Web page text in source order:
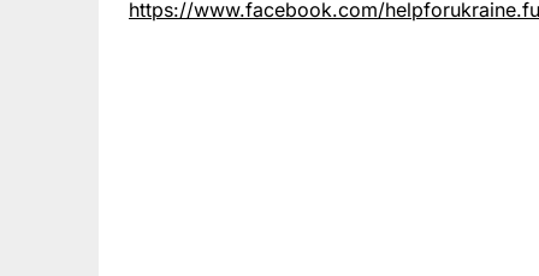
https://www.facebook.com/